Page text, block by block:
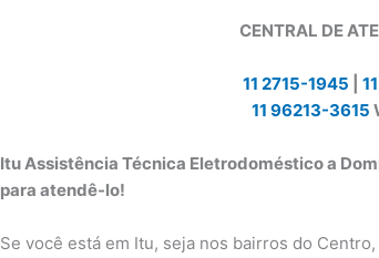
CENTRAL DE
11 2715-1945
11 96213-3615
Itu Assistência Técnica Eletrodoméstico a
para atendê-lo!
Se você está em Itu, seja nos bairros do